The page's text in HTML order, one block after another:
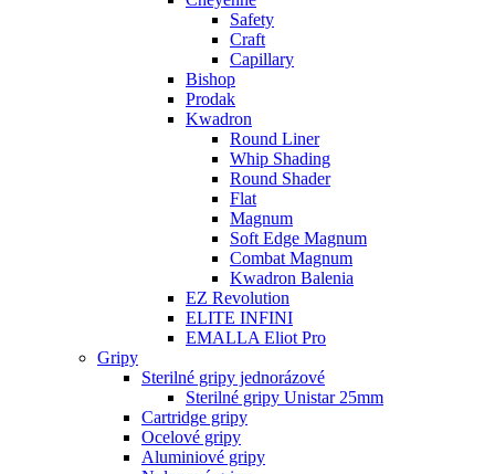
Safety
Craft
Capillary
Bishop
Prodak
Kwadron
Round Liner
Whip Shading
Round Shader
Flat
Magnum
Soft Edge Magnum
Combat Magnum
Kwadron Balenia
EZ Revolution
ELITE INFINI
EMALLA Eliot Pro
Gripy
Sterilné gripy jednorázové
Sterilné gripy Unistar 25mm
Cartridge gripy
Ocelové gripy
Aluminiové gripy